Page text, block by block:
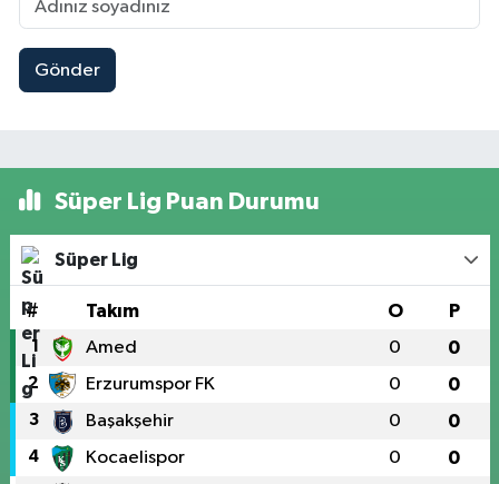
Gönder
Süper Lig Puan Durumu
Süper Lig
# Takım O P
1 Amed 0 0
2 Erzurumspor FK 0 0
3 Başakşehir 0 0
4 Kocaelispor 0 0